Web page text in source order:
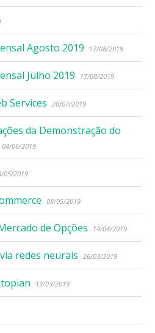
Agosto 2019 17/08/2019
Julho 2019 17/08/2019
Services 20/07/2019
da Demonstração do
04/06/2019
05/2019
08/05/2019
de Opções 14/04/2019
redes neurais 26/03/2019
13/03/2019